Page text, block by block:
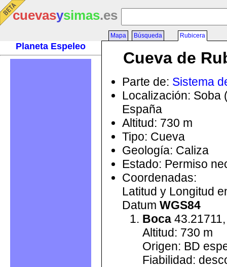
cuevasysimas.es
Planeta Espeleo
Mapa Búsqueda Rubicera
Cueva de
Parte de: Sistema
Localización: Soba
España
Altitud: 730 m
Tipo: Cueva
Geología: Caliza
Estado: Permiso
Coordenadas:
Latitud y Longitud
Datum WGS84
Boca
Altitud: 730 m
Origen: BD
Fiabilidad: